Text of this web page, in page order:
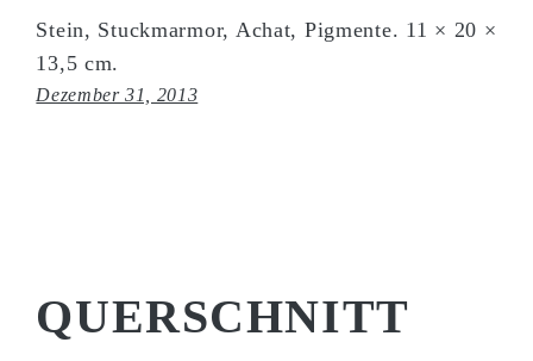
Stein, Stuckmarmor, Achat, Pigmente. 11 × 20 ×
13,5 cm.
Dezember 31, 2013
QUER­SCHNITT